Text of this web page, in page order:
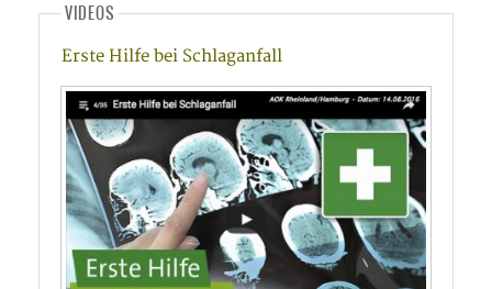
VIDEOS
Erste Hilfe bei Schlaganfall